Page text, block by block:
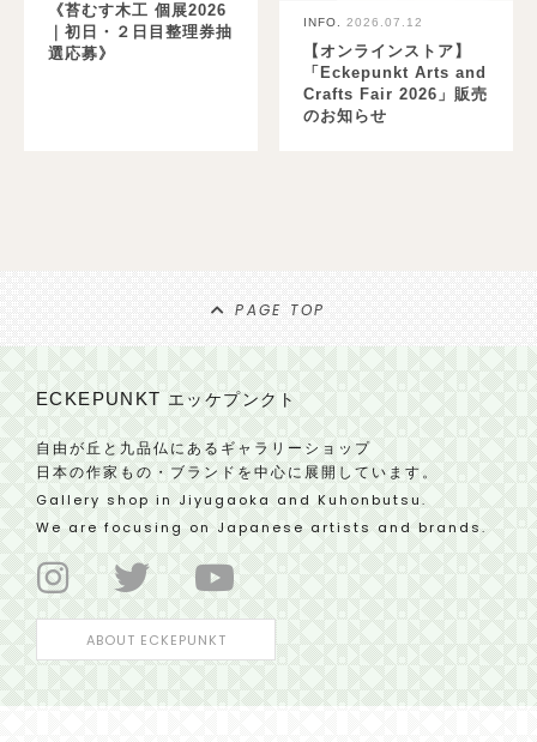
《苔むす木工 個展2026
｜初日・２日目整理券抽
選応募》
INFO. 2026.07.12
【オンラインストア】
「Eckepunkt Arts and
Crafts Fair 2026」販売
のお知らせ
PAGE TOP
ECKEPUNKTエッケプンクト
自由が丘と九品仏にあるギャラリーショップ
日本の作家もの・ブランドを中心に展開しています。
Gallery shop in Jiyugaoka and Kuhonbutsu.
We are focusing on Japanese artists and brands.
ABOUT ECKEPUNKT